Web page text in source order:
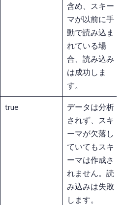
含め、スキー
マが以前に手
動で読み込ま
れている場
合、読み込み
は成功しま
す。
true
データは分析
されず、スキ
ーマが欠落し
ていてもスキ
ーマは作成さ
れません。読
み込みは失敗
します。